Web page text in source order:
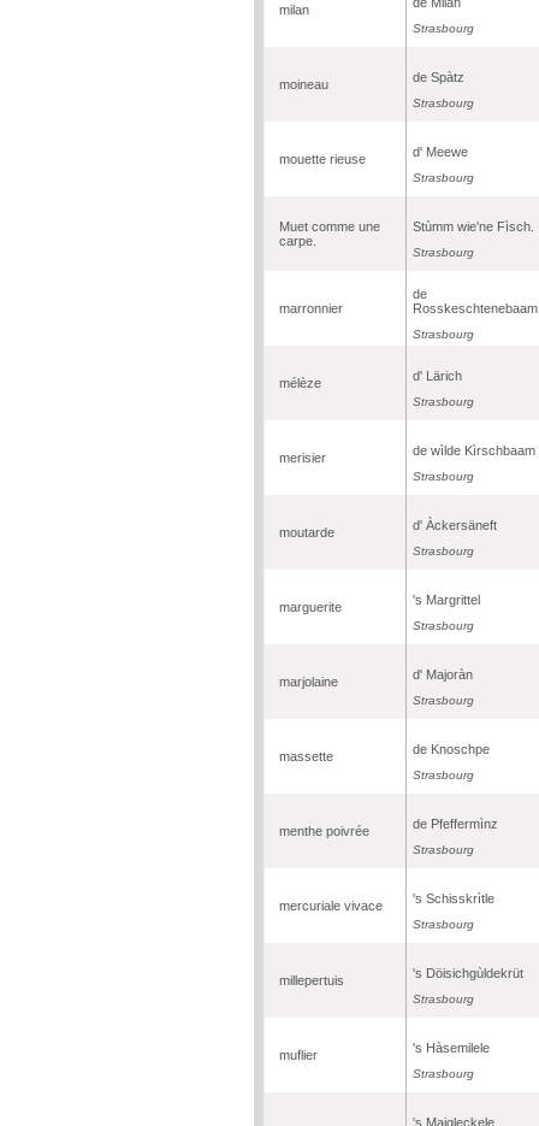
milan
Strasbourg
moineau de Spàtz
Strasbourg
mouette rieuse d' Meewe
Strasbourg
Muet comme une
carpe.
Stùmm wie'ne Fìsch.
Strasbourg
marronnier
de
Rosskeschtenebaam
Strasbourg
mélèze d' Lärich
Strasbourg
merisier de wìlde Kìrschbaam
Strasbourg
moutarde d' Àckersäneft
Strasbourg
marguerite 's Margrittel
Strasbourg
marjolaine d' Majoràn
Strasbourg
massette de Knoschpe
Strasbourg
menthe poivrée de Pfeffermìnz
Strasbourg
mercuriale vivace 's Schisskrìtle
Strasbourg
millepertuis 's Döisichgùldekrüt
Strasbourg
muflier 's Hàsemilele
Strasbourg
's Maigleckele